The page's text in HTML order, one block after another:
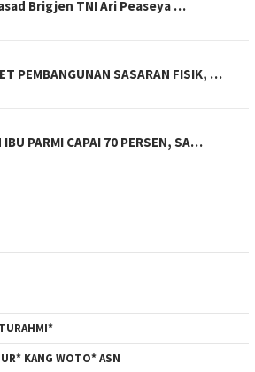
Brigjen TNI Ari Peaseya …
PEMBANGUNAN SASARAN FISIK, …
IBU PARMI CAPAI 70 PERSEN, SA…
KANG WOTO* ASN